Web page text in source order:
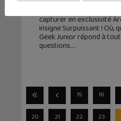
capturer en exclusivité
insigne Surpuissant ! Où,
Geek Junior répond à
questions.
15 16
20 21 22 23